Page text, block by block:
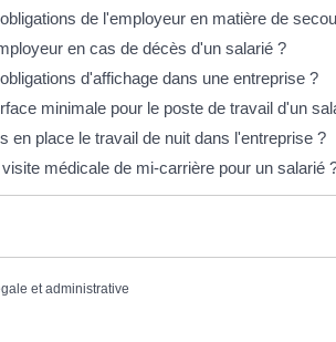
de l'employeur en matière de
en cas de décès d'un salarié ?
d'affichage dans une entreprise ?
minimale pour le poste de travail d'un
en place le travail de nuit dans l'entreprise ?
médicale de mi-carrière pour un salarié
et administrative